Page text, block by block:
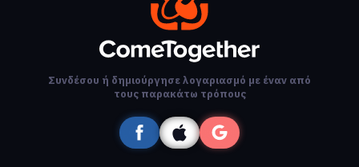
Συνδέσου ή δημιούργησε λογαριασμό με έναν από
τους παρακάτω τρόπους